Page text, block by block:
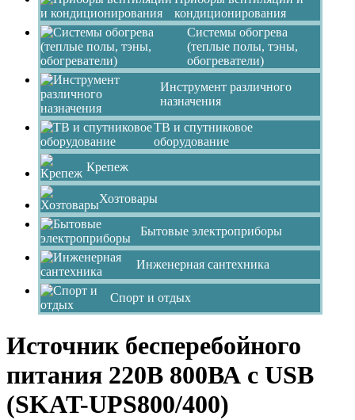
кондиционирования
Системы обогрева
(теплые полы, тэны,
обогреватели)
Инструмент различного
назначения
ТВ и спутниковое
оборудование
Крепеж
Хозтовары
Бытовые электроприборы
Инженерная сантехника
Спорт и отдых
Источник бесперебойного
питания 220В 800ВА c USB
(SKAT-UPS800/400)